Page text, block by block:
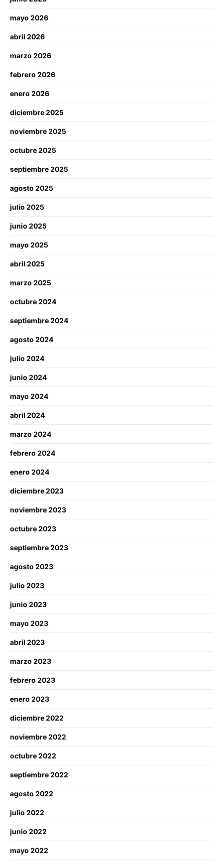
mayo 2026
abril 2026
marzo 2026
febrero 2026
enero 2026
diciembre 2025
noviembre 2025
octubre 2025
septiembre 2025
agosto 2025
julio 2025
junio 2025
mayo 2025
abril 2025
marzo 2025
octubre 2024
septiembre 2024
agosto 2024
julio 2024
junio 2024
mayo 2024
abril 2024
marzo 2024
febrero 2024
enero 2024
diciembre 2023
noviembre 2023
octubre 2023
septiembre 2023
agosto 2023
julio 2023
junio 2023
mayo 2023
abril 2023
marzo 2023
febrero 2023
enero 2023
diciembre 2022
noviembre 2022
octubre 2022
septiembre 2022
agosto 2022
julio 2022
junio 2022
mayo 2022